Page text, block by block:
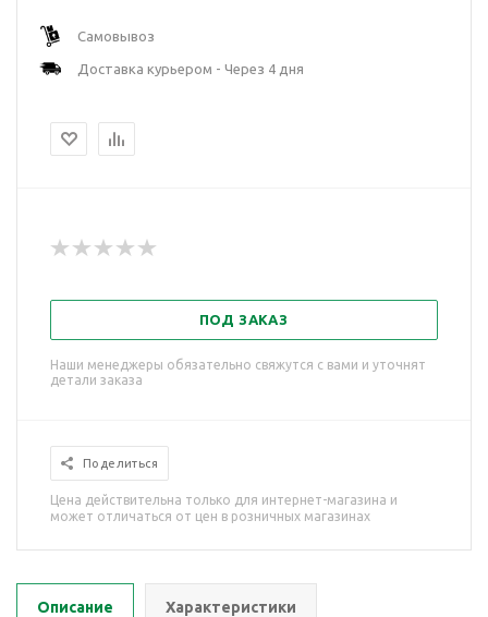
Самовывоз
Доставка курьером - Через 4 дня
ПОД ЗАКАЗ
Наши менеджеры обязательно свяжутся с вами и уточнят
детали заказа
Поделиться
Цена действительна только для интернет-магазина и
может отличаться от цен в розничных магазинах
Описание Характеристики